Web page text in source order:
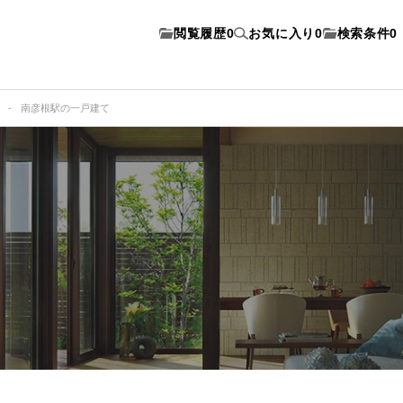
閲覧履歴0 お気に入り 0 検索条件0
南彦根駅の一戸建て